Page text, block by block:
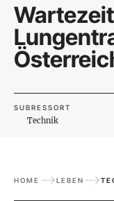
SUBRESSORT
Technik
HOME LEBEN